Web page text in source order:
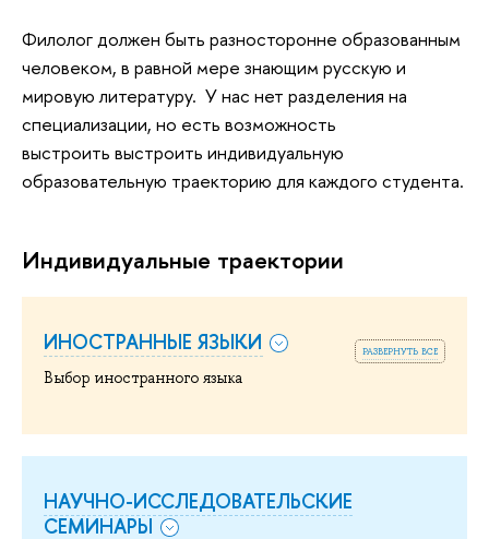
Филолог должен быть разносторонне образованным
человеком, в равной мере знающим русскую и
мировую литературу. У нас нет разделения на
специализации, но есть возможность
выстроить выстроить индивидуальную
образовательную траекторию для каждого студента.
Индивидуальные траектории
развернуть все
ИНОСТРАННЫЕ ЯЗЫКИ
Выбор иностранного языка
НАУЧНО-ИССЛЕДОВАТЕЛЬСКИЕ
СЕМИНАРЫ